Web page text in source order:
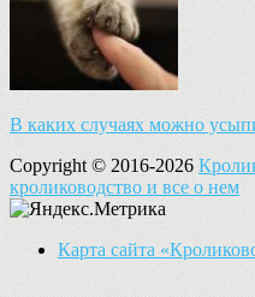
В каких случаях можно
Copyright © 2016-2026
кролиководство и все о нем
Карта сайта